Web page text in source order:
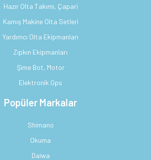
Hazır Olta Takımı, Çapari
Kamış Makine Olta Setleri
Yardımcı Olta Ekipmanları
Zıpkın Ekipmanları
Şime Bot, Motor
Elektronik Gps
Popüler Markalar
Shimano
Okuma
Daiwa